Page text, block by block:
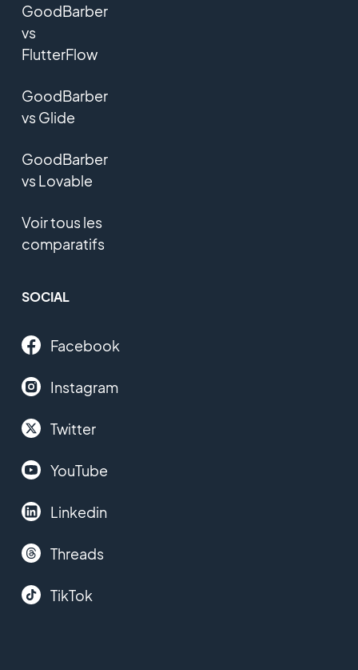
GoodBarber
vs
FlutterFlow
GoodBarber
vs Glide
GoodBarber
vs Lovable
Voir tous les
comparatifs
SOCIAL
Facebook
Instagram
Twitter
YouTube
Linkedin
Threads
TikTok